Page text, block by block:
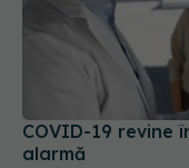
COVID-19 revine
alarmă
02 sep 2025, 15:51